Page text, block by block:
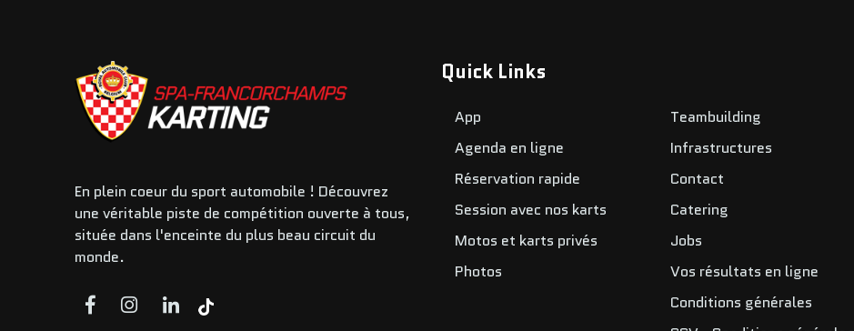
En plein coeur du sport automobile ! Découvrez
une véritable piste de compétition ouverte à tous,
située dans l'enceinte du plus beau circuit du
monde.
Quick Links
App
Agenda en ligne
Réservation rapide
Session avec nos karts
Motos et karts privés
Photos
Teambuilding
Infrastructures
Contact
Catering
Jobs
Vos résultats en ligne
Conditions générales